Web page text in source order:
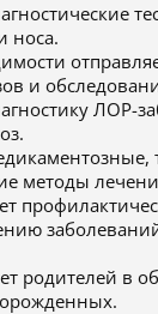
носа.
и
ЛОР-
методы
родителей в